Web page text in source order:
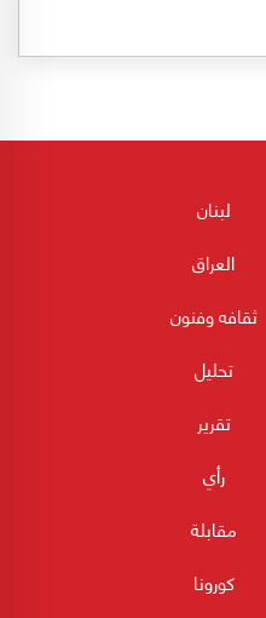
لبنان
العراق
ثقافه وفنون
تحليل
تقرير
رأي
مقابلة
كورونا